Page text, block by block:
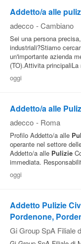
Offerte
Area
Aziende
Addetto/a alle
adecco - Cambiano
Sei una persona
industriali?Stiamo
un'importante azienda
(TO).Attivita
oggi
Addetto/a alle
adecco - Roma
Profilo Addetto/a alle
operante nel settore
Addetto/a alle Pulizie
immediata.
oggi
Addetto Pulizie
Pordenone,
Gi Group SpA Filiale